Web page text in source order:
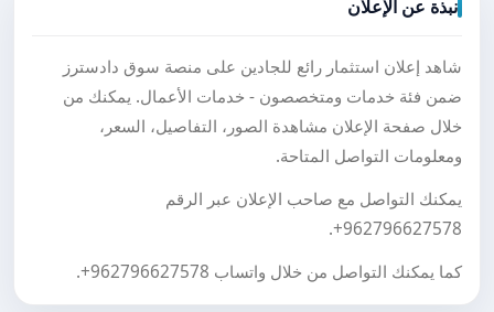
نبذة عن الإعلان
شاهد إعلان استثمار رائع للجادين على منصة سوق دادسترز
ضمن فئة خدمات ومتخصصون - خدمات الأعمال. يمكنك من
خلال صفحة الإعلان مشاهدة الصور، التفاصيل، السعر،
ومعلومات التواصل المتاحة.
يمكنك التواصل مع صاحب الإعلان عبر الرقم
+962796627578
.
كما يمكنك التواصل من خلال واتساب +962796627578
.